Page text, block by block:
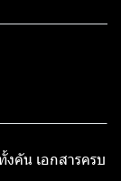
งคัน เอกสารครบ